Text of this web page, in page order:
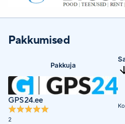
Pakkumised
Pakkuja
GPS24.ee
2